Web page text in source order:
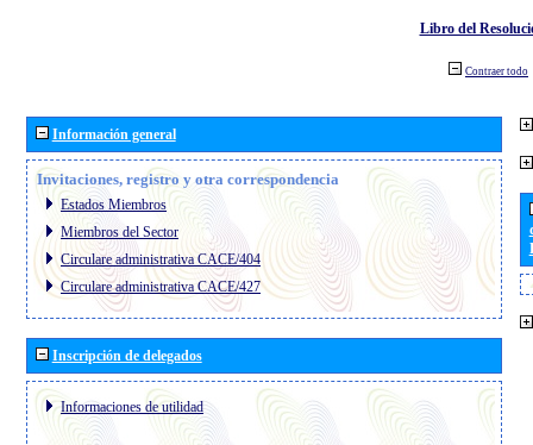
Libro del
Contraer todo
Información general
Invitaciones, registro y otra correspondencia
Estados Miembros
Miembros del Sector
Circulare administrativa CACE/404
Circulare administrativa CACE/427
Inscripción de delegados
Informaciones de utilidad